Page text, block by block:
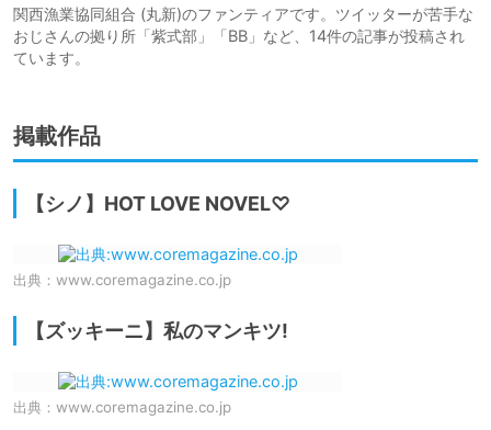
関西漁業協同組合 (丸新)のファンティアです。ツイッターが苦手な
おじさんの拠り所「紫式部」「BB」など、14件の記事が投稿され
ています。
掲載作品
【シノ】HOT LOVE NOVEL♡
出典： www.coremagazine.co.jp
【ズッキーニ】私のマンキツ!
出典： www.coremagazine.co.jp